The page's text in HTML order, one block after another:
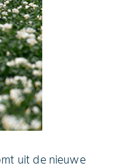
uit de nieuwe